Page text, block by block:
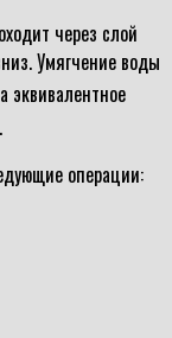
через слой
Умягчение воды
эквивалентное
операции: